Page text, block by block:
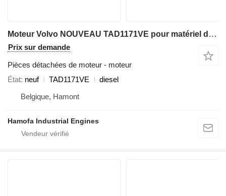
Moteur Volvo NOUVEAU TAD1171VE pour matériel de TP
Prix sur demande
Pièces détachées de moteur - moteur
État neuf TAD1171VE
diesel
Belgique, Hamont
Hamofa Industrial Engines